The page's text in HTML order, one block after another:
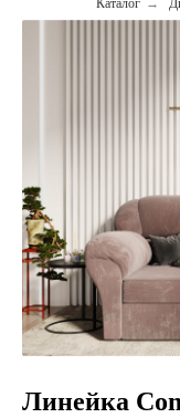
Линейка